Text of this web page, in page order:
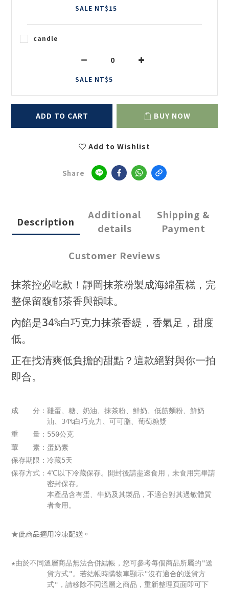
SALE NT$15
candle
SALE NT$5
ADD TO CART BUY NOW
Add to Wishlist
Share
Description
Additional
details
Shipping &
Payment
Customer Reviews
抹茶控必吃款！靜岡抹茶粉製成海綿蛋糕，完
整保留馥郁茶香與韻味。
內餡是34%白巧克力抹茶香緹，香氣足，甜度
低。
正在找清爽低負擔的甜點？這款絕對與你一拍
即合。
成 分：雞蛋、糖、奶油、抹茶粉、鮮奶、低筋麵粉、鮮奶
油、34%白巧克力、可可脂、葡萄糖漿
重 量：550公克
葷 素：蛋奶素
保存期限：冷藏5天
保存方式：4℃以下冷藏保存。開封後請盡速食用，未食用完畢請
密封保存。
本產品含有蛋、牛奶及其製品，不適合對其過敏體質
者食用。
★此商品適用冷凍配送。
★由於不同溫層商品無法合併結帳，您可參考每個商品所屬的"送
貨方式"。若結帳時購物車顯示"沒有適合的送貨方
式"，請移除不同溫層之商品，重新整理頁面即可下